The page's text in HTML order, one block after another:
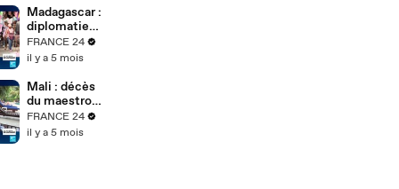
raconte 40
ans de
carrière
Madagascar :
diplomatie
tous azimuts
du président
après le
putsch
FRANCE 24
il y a 5 mois
Mali : décès
du maestro
Boncana
Maïga,
FRANCE 24
il y a 5 mois